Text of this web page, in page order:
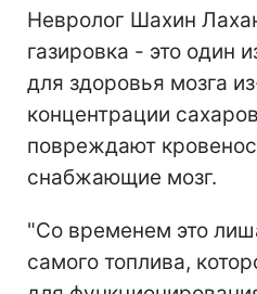
Невролог Шахин
газировка - это один
для здоровья мозга
концентрации
повреждают
снабжающие мозг.
"Со временем это
самого топлива,